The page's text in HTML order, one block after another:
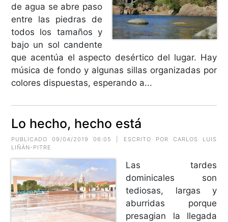
de agua se abre paso
entre las piedras de
todos los tamaños y
bajo un sol candente
que acentúa el aspecto desértico del lugar. Hay
música de fondo y algunas sillas organizadas por
colores dispuestas, esperando a...
Lo hecho, hecho está
PUBLICADO 09/04/2019 06:05 | ESCRITO POR CARLOS LUIS
LIÑÁN-PITRE
Las tardes
dominicales son
tediosas, largas y
aburridas porque
presagian la llegada